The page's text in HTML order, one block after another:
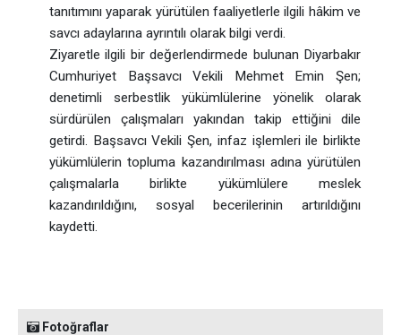
tanıtımını yaparak yürütülen faaliyetlerle ilgili hâkim ve
savcı adaylarına ayrıntılı olarak bilgi verdi.
Ziyaretle ilgili bir değerlendirmede bulunan Diyarbakır
Cumhuriyet Başsavcı Vekili Mehmet Emin Şen;
denetimli serbestlik yükümlülerine yönelik olarak
sürdürülen çalışmaları yakından takip ettiğini dile
getirdi. Başsavcı Vekili Şen, infaz işlemleri ile birlikte
yükümlülerin topluma kazandırılması adına yürütülen
çalışmalarla birlikte yükümlülere meslek
kazandırıldığını, sosyal becerilerinin artırıldığını
kaydetti.
Fotoğraflar